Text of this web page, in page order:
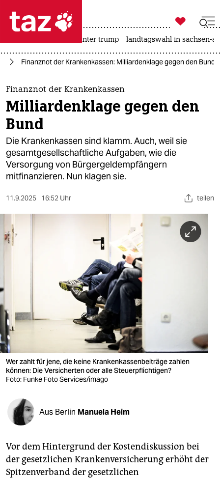
 taz zahl ich
taz zahl ich
themen
politik
öko
gesellschaft
kultur
sport
berlin
nord
verlag
veranstaltungen
shop
fragen & hilfe
unterstützen
abo
genossenschaft
epaper login

taz zahl ich
usa unter trump landtagswahl in sachsen-
Finanznot der Krankenkassen: Milliardenklage gegen den Bund
Finanznot der Krankenkassen
Milliardenklage gegen den
Bund
Die Krankenkassen sind klamm. Auch, weil sie
gesamtgesellschaftliche Aufgaben, wie die
Versorgung von Bürgergeldempfängern
mitfinanzieren. Nun klagen sie.
11.9.2025 16:52 Uhr teilen
Wer zahlt für jene, die keine Krankenkassenbeiträge zahlen
können: Die Versicherten oder alle Steuerpflichtigen?
Foto: Funke Foto Services/imago
Aus Berlin Manuela Heim
Vor dem Hintergrund der Kostendiskussion bei
der gesetzlichen Krankenversicherung erhöht der
Spitzenverband der gesetzlichen